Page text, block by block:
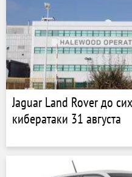
Jaguar Land Rover до
кибератаки 31 августа